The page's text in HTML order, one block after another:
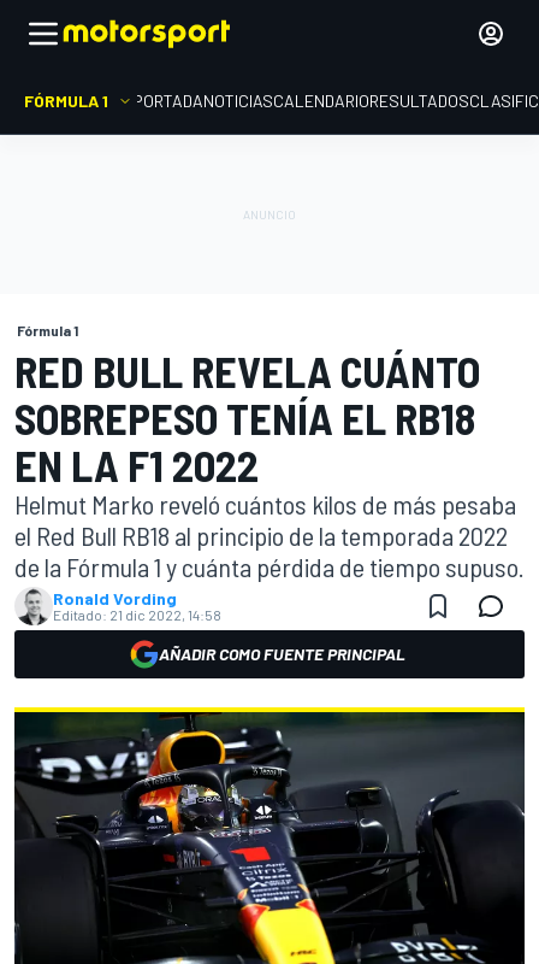
FÓRMULA 1 PORTADANOTICIASCALENDARIORESULTADOS
Fórmula 1
RED BULL REVELA CUÁNTO
SOBREPESO TENÍA EL RB18
EN LA F1 2022
Helmut Marko reveló cuántos kilos de más pesaba
el Red Bull RB18 al principio de la temporada 2022
de la Fórmula 1 y cuánta pérdida de tiempo supuso.
Ronald Vording
Editado: 21 dic 2022, 14:58
AÑADIR COMO FUENTE PRINCIPAL